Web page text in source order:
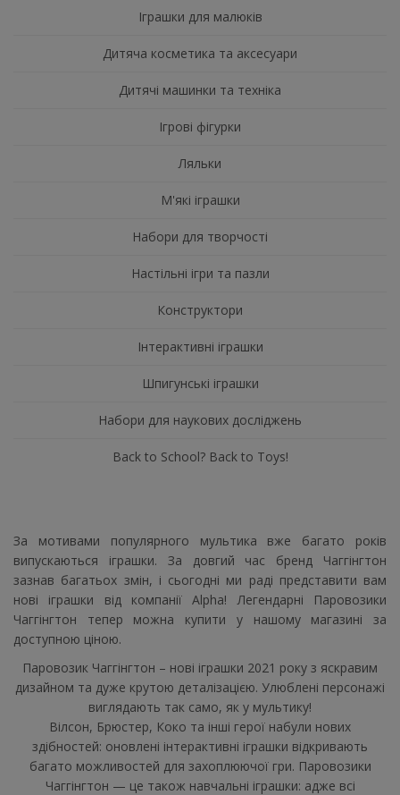
Іграшки для малюків
Дитяча косметика та аксесуари
Дитячі машинки та техніка
Ігрові фігурки
Ляльки
М'які іграшки
Набори для творчості
Настільні ігри та пазли
Конструктори
Інтерактивні іграшки
Шпигунські іграшки
Набори для наукових досліджень
Back to School? Back to Toys!
За мотивами популярного мультика вже багато років
випускаються іграшки. За довгий час бренд Чаггінгтон
зазнав багатьох змін, і сьогодні ми раді представити вам
нові іграшки від компанії Alpha! Легендарні Паровозики
Чаггінгтон тепер можна купити у нашому магазині за
доступною ціною.
Паровозик Чаггінгтон – нові іграшки 2021 року з яскравим
дизайном та дуже крутою деталізацією. Улюблені персонажі
виглядають так само, як у мультику!
Вілсон, Брюстер, Коко та інші герої набули нових
здібностей: оновлені інтерактивні іграшки відкривають
багато можливостей для захоплюючої гри. Паровозики
Чаггінгтон — це також навчальні іграшки: адже всі